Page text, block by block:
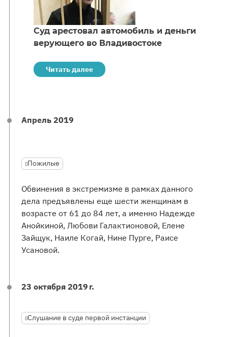
Суд арестовал автомобиль и деньги
верующего во Владивостоке
Читать далее
Апрель 2019
Пожилые
Обвинения в экстремизме в рамках данного
дела предъявлены еще шести женщинам в
возрасте от 61 до 84 лет, а именно Надежде
Анойкиной, Любови Галактионовой, Елене
Зайщук, Наиле Когай, Нине Пурге, Раисе
Усановой.​
23 октября 2019 г.
Слушание в суде первой инстанции